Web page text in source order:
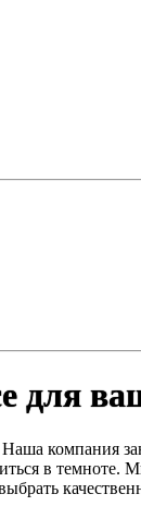
для
компания
в темноте.